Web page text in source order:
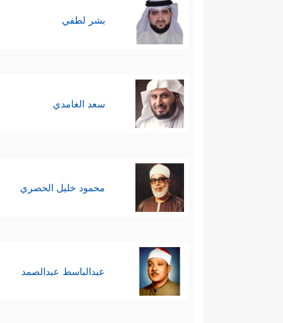
بشر لطفي
سعد الغامدي
محمود خليل الحصري
عبدالباسط عبدالصمد